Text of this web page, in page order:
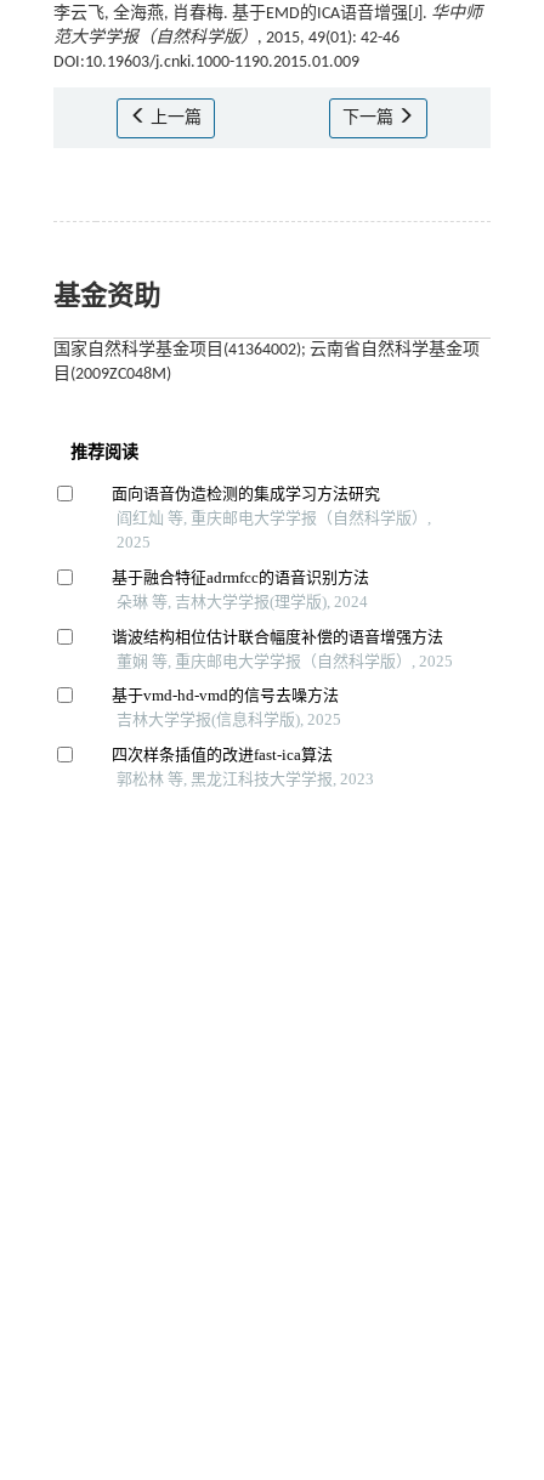
李云飞, 全海燕, 肖春梅. 基于EMD的ICA语音增强[J]. 华中师
范大学学报（自然科学版） , 2015, 49(01): 42-46
DOI:10.19603/j.cnki.1000-1190.2015.01.009
上一篇 下一篇
基金资助
国家自然科学基金项目(41364002); 云南省自然科学基金项
目(2009ZC048M)